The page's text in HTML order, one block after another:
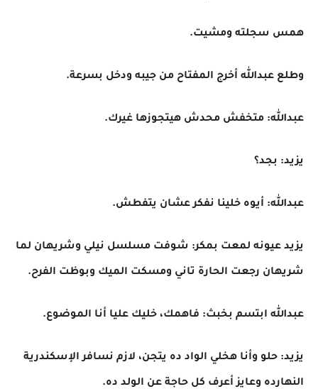
همس سجلته ومشيت.
وطلع عبدالله أخرج المفتاح من جيبه ودخل بسرعة.
عبدالله: متخفش محدش هيتجوزها غيرك.
يزيد: بجد؟
عبدالله: أيوه خلينا نفكر عشان يتفطش.
يزيد عيونه لمعت بمكر: شوفت مسلسل نيلي وشريهان لما
شريهان رجعت الحارة تاني ومسكت الميك وبوظت الفرح.
عبدالله ابتسم بخبث: فاهمك، خليك عليا أنا الموضوع.
يزيد: حلو وأنا هخلي الواد ده يتجن، لازم نسافر الإسكندرية
النهارده وعايز أعرف كل حاجة عن الولد ده.